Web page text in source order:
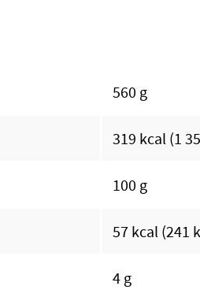
560 g
319 kcal (1
100 g
57 kcal (241
4 g